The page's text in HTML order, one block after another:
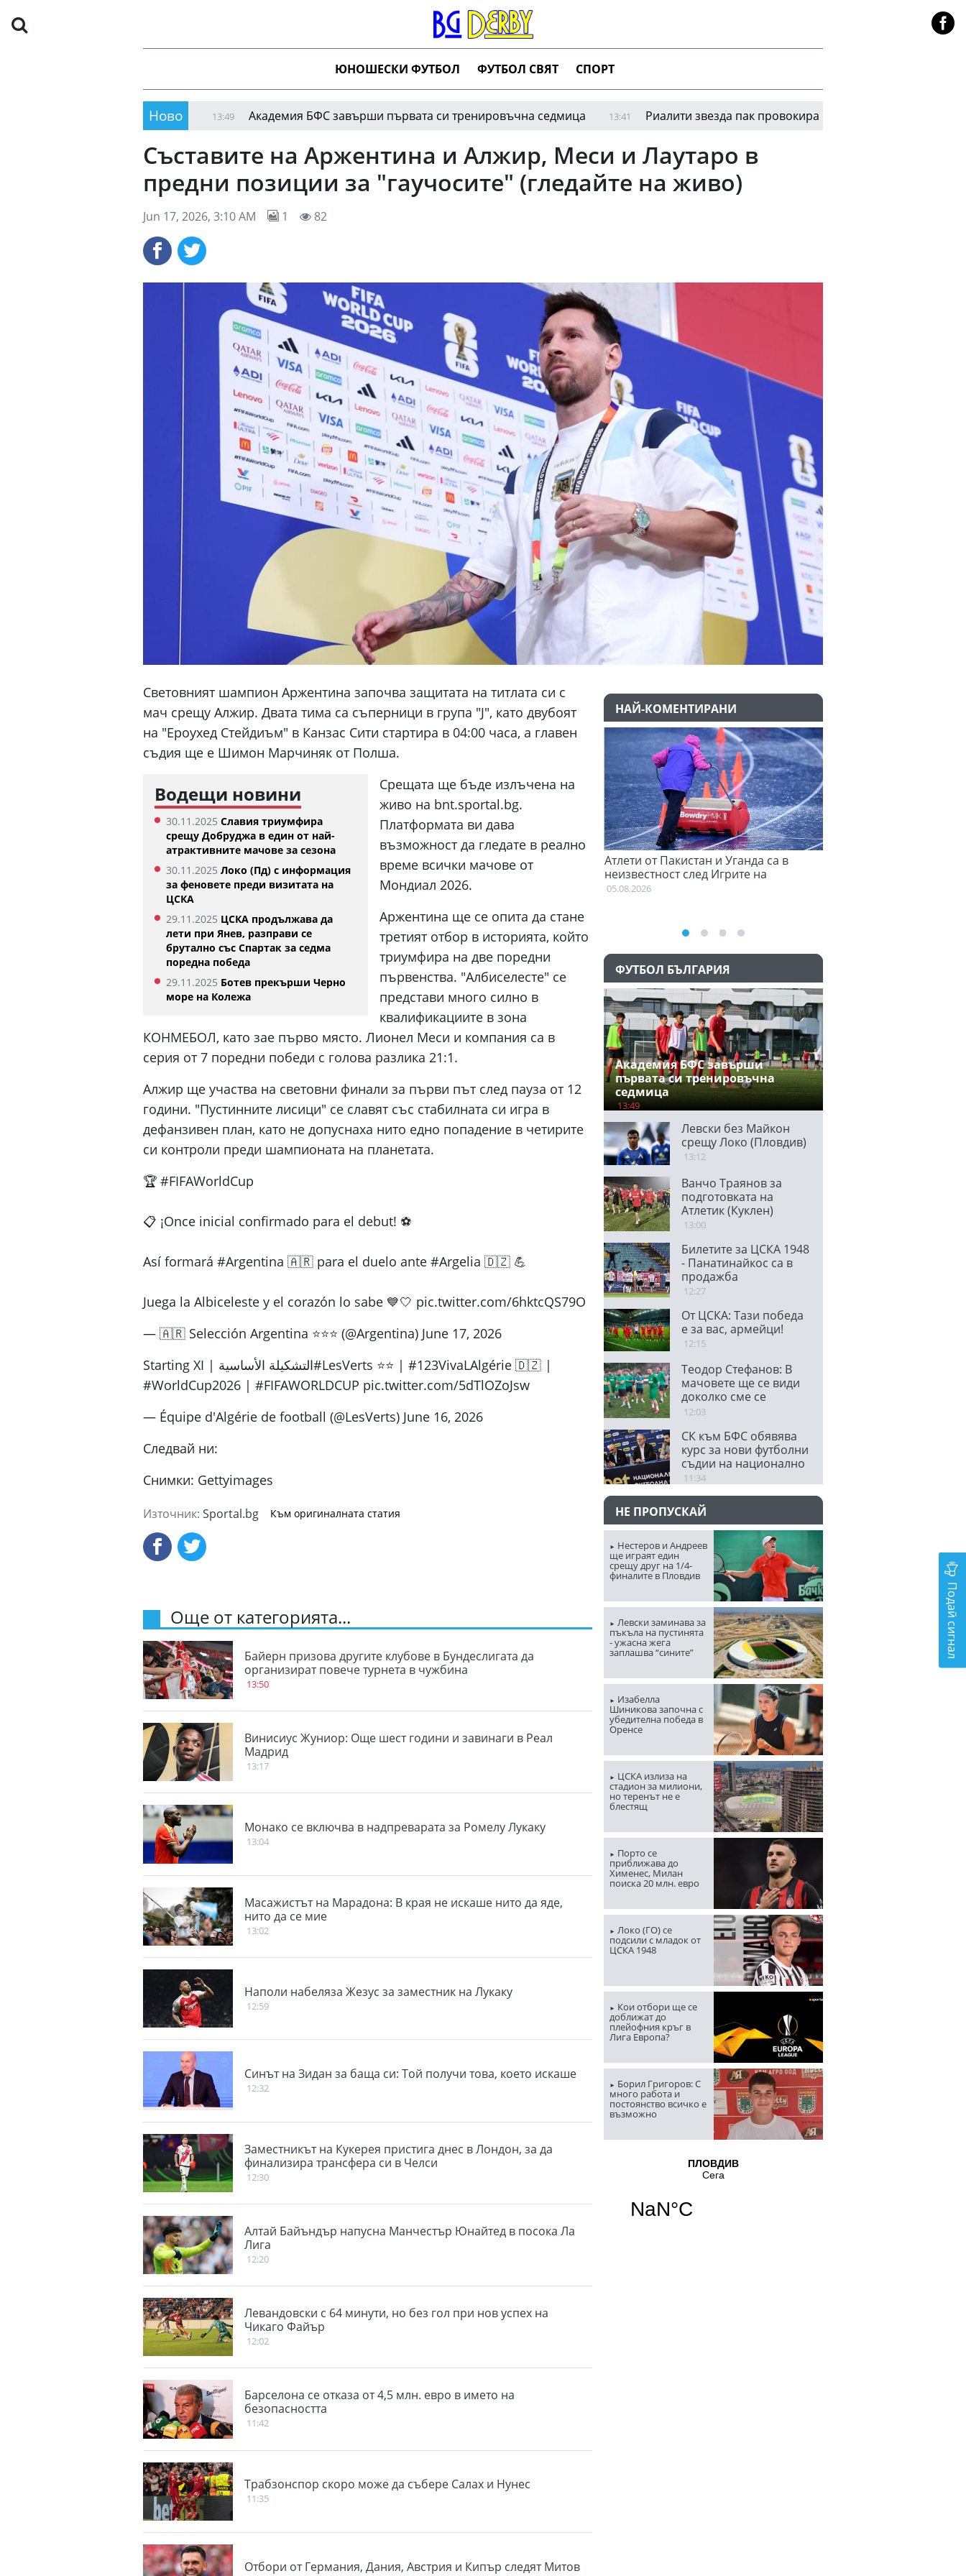
ЮНОШЕСКИ ФУТБОЛ ФУТБОЛ СВЯТ СПОРТ
Ново
13:49 Академия БФС завърши първата си тренировъчна седмица 13:41 Риалити звезда пак провокира 13:17
Съставите на Аржентина и Алжир, Меси и Лаутаро в
предни позиции за "гаучосите" (гледайте на живо)
Jun 17, 2026, 3:10 AM 1 82
Световният шампион Аржентина започва защитата на титлата си с
мач срещу Алжир. Двата тима са съперници в група "J", като двубоят
на "Ероухед Стейдиъм" в Канзас Сити стартира в 04:00 часа, а главен
съдия ще е Шимон Марчиняк от Полша.
Водещи новини
30.11.2025 Славия триумфира
срещу Добруджа в един от най-
атрактивните мачове за сезона
30.11.2025 Локо (Пд) с информация
за феновете преди визитата на
ЦСКА
29.11.2025 ЦСКА продължава да
лети при Янев, разправи се
брутално със Спартак за седма
поредна победа
29.11.2025 Ботев прекърши Черно
море на Колежа
Срещата ще бъде излъчена на
живо на bnt.sportal.bg.
Платформата ви дава
възможност да гледате в реално
време всички мачове от
Мондиал 2026.
Аржентина ще се опита да стане
третият отбор в историята, който
триумфира на две поредни
първенства. "Албиселесте" се
представи много силно в
квалификациите в зона
КОНМЕБОЛ, като зае първо място. Лионел Меси и компания са в
серия от 7 поредни победи с голова разлика 21:1.
Алжир ще участва на световни финали за първи път след пауза от 12
години. "Пустинните лисици" се славят със стабилната си игра в
дефанзивен план, като не допуснаха нито едно попадение в четирите
си контроли преди шампионата на планетата.
🏆 #FIFAWorldCup
📋 ¡Once inicial confirmado para el debut! ⚽
Así formará #Argentina 🇦🇷 para el duelo ante #Argelia 🇩🇿 💪
Juega la Albiceleste y el corazón lo sabe 💙🤍 pic.twitter.com/6hktcQS79O
— 🇦🇷 Selección Argentina ⭐⭐⭐ (@Argentina) June 17, 2026
Starting XI | التشكيلة الأساسية#LesVerts ⭐️⭐️ | #123VivaLAlgérie 🇩🇿 |
#WorldCup2026 | #FIFAWORLDCUP pic.twitter.com/5dTlOZoJsw
— Équipe d'Algérie de football (@LesVerts) June 16, 2026
Следвай ни:
Снимки: Gettyimages
Източник: Sportal.bg Към оригиналната статия
Още от категорията...
Байерн призова другите клубове в Бундеслигата да
организират повече турнета в чужбина
13:50
Винисиус Жуниор: Още шест години и завинаги в Реал
Мадрид
13:17
Монако се включва в надпреварата за Ромелу Лукаку
13:04
Масажистът на Марадона: В края не искаше нито да яде,
нито да се мие
13:02
Наполи набеляза Жезус за заместник на Лукаку
12:59
Синът на Зидан за баща си: Той получи това, което искаше
12:32
Заместникът на Кукерея пристига днес в Лондон, за да
финализира трансфера си в Челси
12:30
Алтай Байъндър напусна Манчестър Юнайтед в посока Ла
Лига
12:20
Левандовски с 64 минути, но без гол при нов успех на
Чикаго Файър
12:02
Барселона се отказа от 4,5 млн. евро в името на
безопасността
11:42
Трабзонспор скоро може да събере Салах и Нунес
11:35
Отбори от Германия, Дания, Австрия и Кипър следят Митов
НАЙ-КОМЕНТИРАНИ
Денвър Нъгетс взе звезда от
Евролигата
05.08.2026
Феран Торес е казал "да" на Пари Сен
Жермен
02:59
Атлети от Пакистан и Уганда са в
неизвестност след Игрите на
Британската общност
05.08.2026
ФУТБОЛ БЪЛГАРИЯ
Академия БФС завърши
първата си тренировъчна
седмица
13:49
Левски без Майкон
срещу Локо (Пловдив)
13:12
Ванчо Траянов за
подготовката на
Атлетик (Куклен)
13:00
Билетите за ЦСКА 1948
- Панатинайкос са в
продажба
12:27
От ЦСКА: Тази победа
е за вас, армейци!
12:15
Теодор Стефанов: В
мачовете ще се види
доколко сме се
подготвили
12:03
СК към БФС обявява
курс за нови футболни
съдии на национално
ниво
11:34
НЕ ПРОПУСКАЙ
Нестеров и Андреев
ще играят един
срещу друг на 1/4-
финалите в Пловдив
Левски заминава за
пъкъла на пустинята
- ужасна жега
заплашва “сините”
Изабелла
Шиникова започна с
убедителна победа в
Оренсе
ЦСКА излиза на
стадион за милиони,
но теренът не е
блестящ
Порто се
приближава до
Хименес, Милан
поиска 20 млн. евро
Локо (ГО) се
подсили с младок от
ЦСКА 1948
Кои отбори ще се
доближат до
плейофния кръг в
Лига Европа?
Борил Григоров: С
много работа и
постоянство всичко е
възможно
Подай сигнал